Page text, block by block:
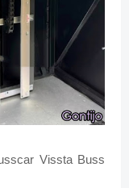
Vissta Buss